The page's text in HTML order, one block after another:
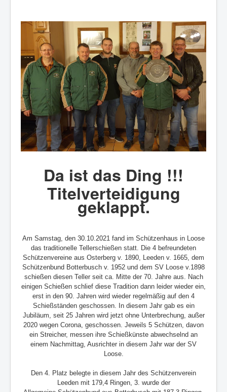
Da ist das Ding !!!
Titelverteidigung
geklappt.
Am Samstag, den 30.10.2021 fand im Schützenhaus in Loose
das traditionelle Tellerschießen statt. Die 4 befreundeten
Schützenvereine aus Osterberg v. 1890, Leeden v. 1665, dem
Schützenbund Botterbusch v. 1952 und dem SV Loose v.1898
schießen diesen Teller seit ca. Mitte der 70. Jahre aus. Nach
einigen Schießen schlief diese Tradition dann leider wieder ein,
erst in den 90. Jahren wird wieder regelmäßig auf den 4
Schießständen geschossen. In diesem Jahr gab es ein
Jubiläum, seit 25 Jahren wird jetzt ohne Unterbrechung, außer
2020 wegen Corona, geschossen. Jeweils 5 Schützen, davon
ein Streicher, messen ihre Schießkünste abwechselnd an
einem Nachmittag, Ausrichter in diesem Jahr war der SV
Loose.
Den 4. Platz belegte in diesem Jahr des Schützenverein
Leeden mit 179,4 Ringen, 3. wurde der